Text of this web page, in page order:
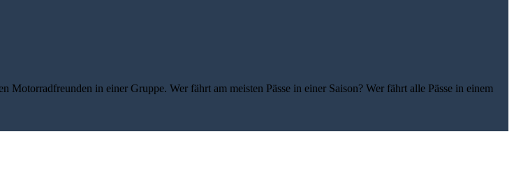
in einer Gruppe. Wer fährt am meisten Pässe in einer Saison? Wer fährt alle Pässe in einem